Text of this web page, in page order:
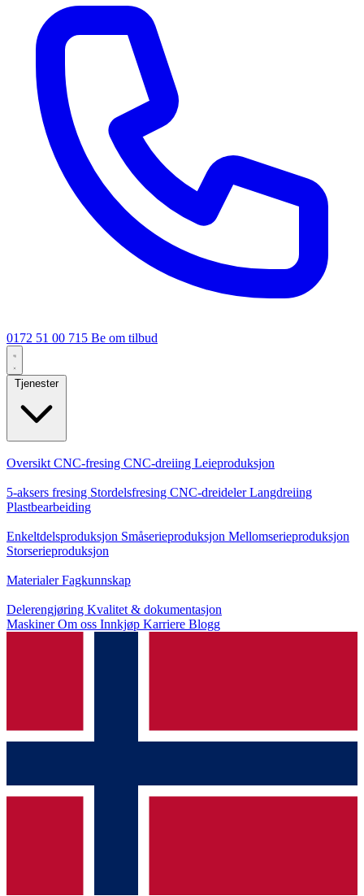
0172 51 00 715 Be om tilbud
Tjenester
Oversikt CNC-fresing CNC-dreiing Leieproduksjon
5-aksers fresing Stordelsfresing CNC-dreidelerLangdreiing
Plastbearbeiding
Enkeltdelsproduksjon Småserieproduksjon Mellomserieproduksjon
Storserieproduksjon
MaterialerFagkunnskap
Delerengjøring Kvalitet & dokumentasjon
MaskinerOm oss Innkjøp Karriere Blogg